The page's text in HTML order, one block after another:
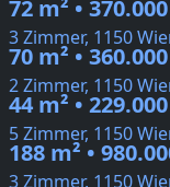
72 m² •
3 Zimmer, 1150
70 m² •
2 Zimmer, 1150
44 m² •
5 Zimmer, 1150
188 m² •
3 Zimmer, 1150